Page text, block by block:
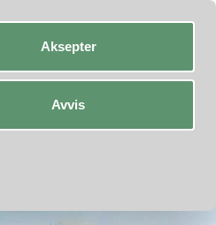
Aksepter
Avvis